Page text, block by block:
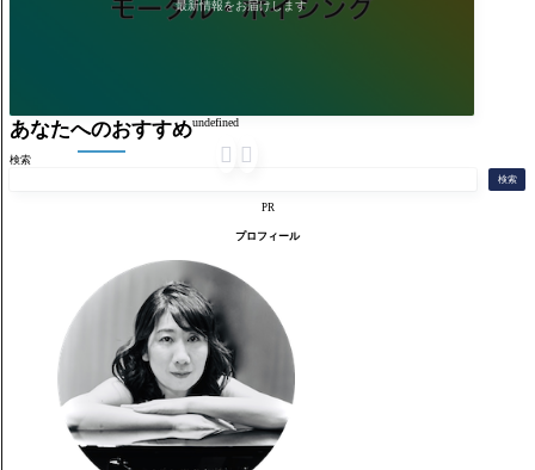
最新情報をお届けします
検索
検索
PR
プロフィール
あなたへのおすすめundefined
 